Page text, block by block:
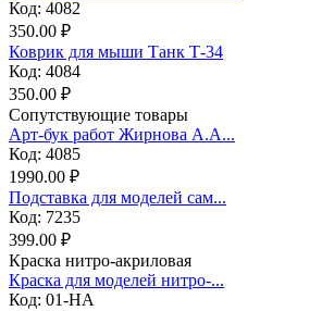
Код: 4082
350.00 ₽
Коврик для мыши Танк Т-34
Код: 4084
350.00 ₽
Сопутствующие товары
Арт-бук работ Жирнова А.А...
Код: 4085
1990.00 ₽
Подставка для моделей сам...
Код: 7235
399.00 ₽
Краска нитро-акриловая
Краска для моделей нитро-...
Код: 01-НА